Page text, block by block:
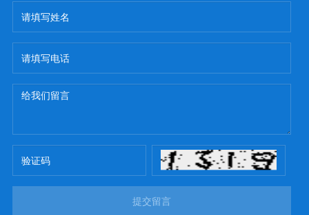
提交留言